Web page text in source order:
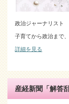
政治ジャーナリスト
子育てから政治まで
詳細を見る
産経新聞「解答